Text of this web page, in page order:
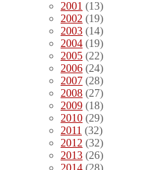
2001 (13)
2002 (19)
2003 (14)
2004 (19)
2005 (22)
2006 (24)
2007 (28)
2008 (27)
2009 (18)
2010 (29)
2011 (32)
2012 (32)
2013 (26)
2014 (28)